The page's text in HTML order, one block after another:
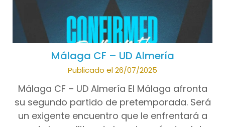
Málaga CF – UD Almería
Publicado el 26/07/2025
Málaga CF – UD Almería El Málaga afronta
su segundo partido de pretemporada. Será
un exigente encuentro que le enfrentará a